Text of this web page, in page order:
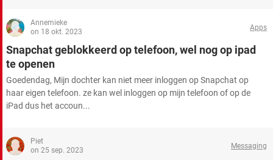
Annemieke
on 18 okt. 2023
Apps
Snapchat geblokkeerd op telefoon, wel nog op ipad
te openen
Goedendag, Mijn dochter kan niet meer inloggen op Snapchat op
haar eigen telefoon. ze kan wel inloggen op mijn telefoon of op de
iPad dus het accoun...
Piet
on 25 sep. 2023
Messaging